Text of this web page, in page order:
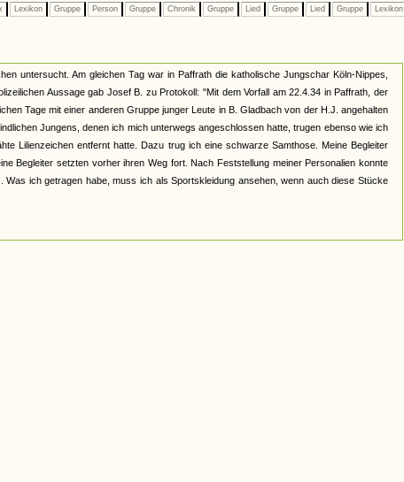
Lexikon Gruppe Person Gruppe Chronik Gruppe Lied Gruppe Lied Gruppe Lexikon
untersucht. Am gleichen Tag war in Paffrath die katholische Jungschar Köln-Nippes,
Aussage gab Josef B. zu Protokoll: "Mit dem Vorfall am 22.4.34 in Paffrath, der
Tage mit einer anderen Gruppe junger Leute in B. Gladbach von der H.J. angehalten
Jungens, denen ich mich unterwegs angeschlossen hatte, trugen ebenso wie ich
Lilienzeichen entfernt hatte. Dazu trug ich eine schwarze Samthose. Meine Begleiter
Begleiter setzten vorher ihren Weg fort. Nach Feststellung meiner Personalien konnte
ich getragen habe, muss ich als Sportskleidung ansehen, wenn auch diese Stücke